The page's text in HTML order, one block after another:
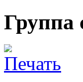
Группа